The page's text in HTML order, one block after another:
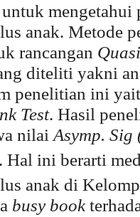
mengetahui
anak. Metode
rancangan
diteliti yakni
penelitian ini
Test. Hasil
nilai Asymp.
Hal ini berarti
anak di
busy book